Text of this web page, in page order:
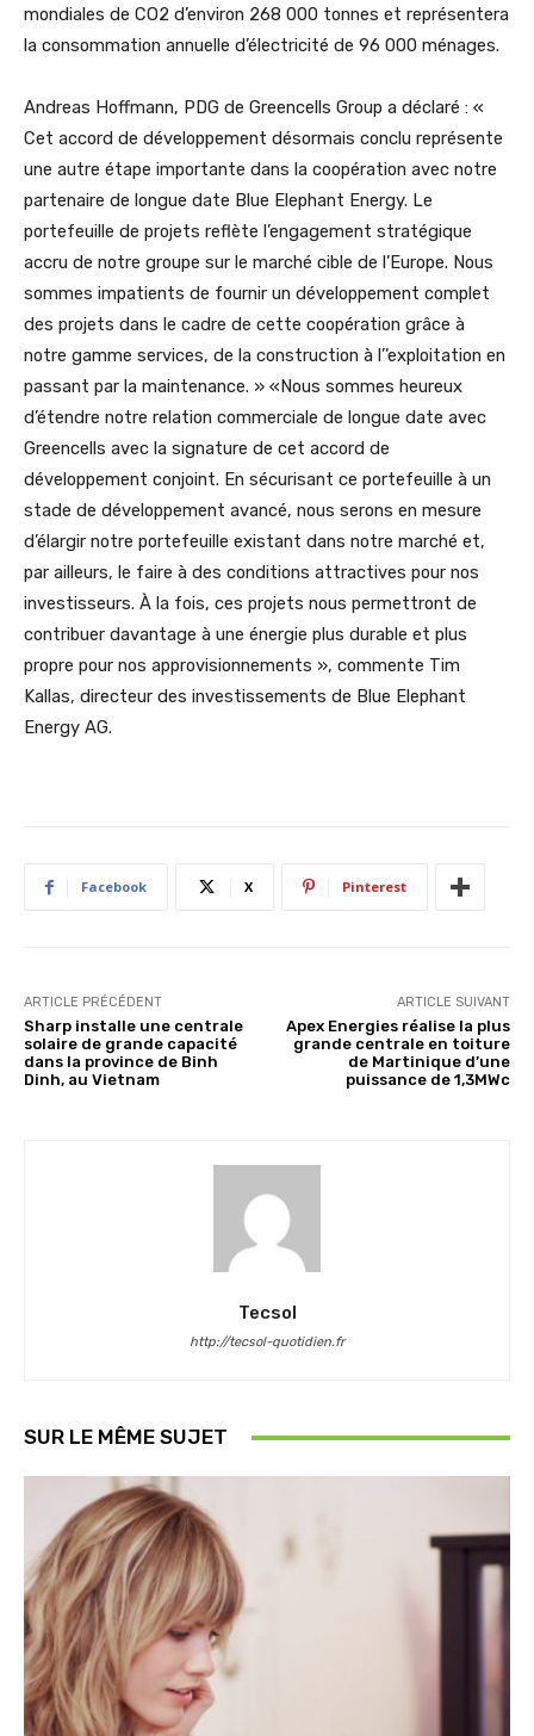
mondiales de CO2 d’environ 268 000 tonnes et représentera
la consommation annuelle d’électricité de 96 000 ménages.
Andreas Hoffmann, PDG de Greencells Group a déclaré : «
Cet accord de développement désormais conclu représente
une autre étape importante dans la coopération avec notre
partenaire de longue date Blue Elephant Energy. Le
portefeuille de projets reflète l’engagement stratégique
accru de notre groupe sur le marché cible de l’Europe. Nous
sommes impatients de fournir un développement complet
des projets dans le cadre de cette coopération grâce à
notre gamme services, de la construction à l’’exploitation en
passant par la maintenance. » «Nous sommes heureux
d’étendre notre relation commerciale de longue date avec
Greencells avec la signature de cet accord de
développement conjoint. En sécurisant ce portefeuille à un
stade de développement avancé, nous serons en mesure
d’élargir notre portefeuille existant dans notre marché et,
par ailleurs, le faire à des conditions attractives pour nos
investisseurs. À la fois, ces projets nous permettront de
contribuer davantage à une énergie plus durable et plus
propre pour nos approvisionnements », commente Tim
Kallas, directeur des investissements de Blue Elephant
Energy AG.
Facebook X Pinterest
ARTICLE PRÉCÉDENT
Sharp installe une centrale
solaire de grande capacité
dans la province de Binh
Dinh, au Vietnam
ARTICLE SUIVANT
Apex Energies réalise la plus
grande centrale en toiture
de Martinique d’une
puissance de 1,3MWc
Tecsol
http://tecsol-quotidien.fr
SUR LE MÊME SUJET